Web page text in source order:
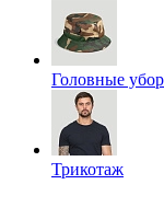
Головные
Трикотаж